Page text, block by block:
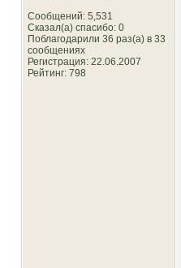
Сообщений: 5,531
Сказал(а) спасибо: 0
Поблагодарили 36 раз(а) в 33
сообщениях
Регистрация: 22.06.2007
Рейтинг: 798